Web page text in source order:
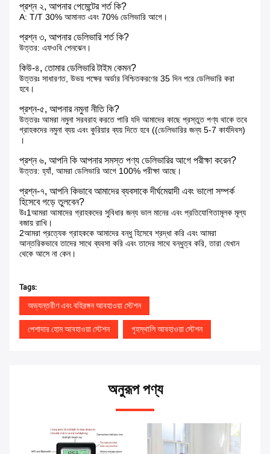
প্রশ্ন ২, আপনার পেমেন্টের শর্ত কি?
A: T/T 30% আমানত এবং 70% ডেলিভারি আগে।
প্রশ্ন ৩, আপনার ডেলিভারি শর্ত কি?
উত্তর: এফওবি শেনঝেন।
কিউ-৪, তোমার ডেলিভারি টাইম কেমন?
উত্তরঃ সাধারণত, উভয় পক্ষের অর্ডার নিশ্চিতকরণের 35 দিন পরে ডেলিভারি করা
হবে।
প্রশ্ন-৫, আপনার নমুনা নীতি কি?
উত্তরঃ আমরা নমুনা সরবরাহ করতে পারি যদি আমাদের কাছে প্রস্তুত পণ্য থাকে তবে
গ্রাহকদের নমুনা ব্যয় এবং কুরিয়ার ব্যয় দিতে হবে ((ডেলিভারির জন্য 5-7 কার্যদিবস)
।
প্রশ্ন ৬, আপনি কি আপনার সমস্ত পণ্য ডেলিভারির আগে পরীক্ষা করেন?
উত্তর: হ্যাঁ, আমরা ডেলিভারি আগে 100% পরীক্ষা আছে।
প্রশ্ন-৭, আপনি কিভাবে আমাদের ব্যবসাকে দীর্ঘমেয়াদী এবং ভালো সম্পর্ক
হিসেবে গড়ে তুলবেন?
উঃ1আমরা আমাদের গ্রাহকদের সুবিধার জন্য ভাল মানের এবং প্রতিযোগিতামূলক মূল্য
বজায় রাখি।
2আমরা প্রত্যেক গ্রাহককে আমাদের বন্ধু হিসেবে শ্রদ্ধা করি এবং আমরা
আন্তরিকভাবে তাদের সাথে ব্যবসা করি এবং তাদের সাথে বন্ধুত্ব করি, তারা যেখান
থেকে আসে না কেন।
Tags:
অভ্যন্তরীণ এবং বহিরঙ্গন আবহাওয়া স্টেশন
পেশাদার হোম আবহাওয়া স্টেশন গৃহস্থালি আবহাওয়া স্টেশন
অনুরূপ পণ্য